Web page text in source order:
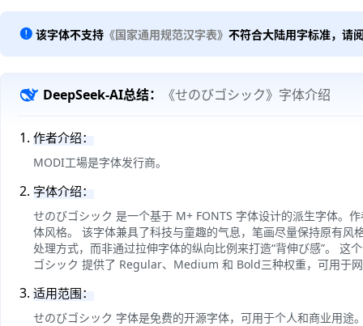
该字体不支持 《国家通用规范汉字表》 不符合大陆用字标准，请
DeepSeek-AI总结： 《せのびゴシック》字体介绍
作者介绍：
MODI工場是字体发行商。
字体介绍：
せのびゴシック 是一个基于 M+ FONTS 字体设计的派生字体。
体风格。 该字体兼具了科技与童趣的气息，笔画尽量保持原有
处理方式，而非通过拉伸字体的纵向比例来打造“背伸び感”。
ゴシック 提供了 Regular、Medium 和 Bold三种权重，可用于
适用范围：
せのびゴシック 字体是免费的开源字体，可用于个人和商业用途